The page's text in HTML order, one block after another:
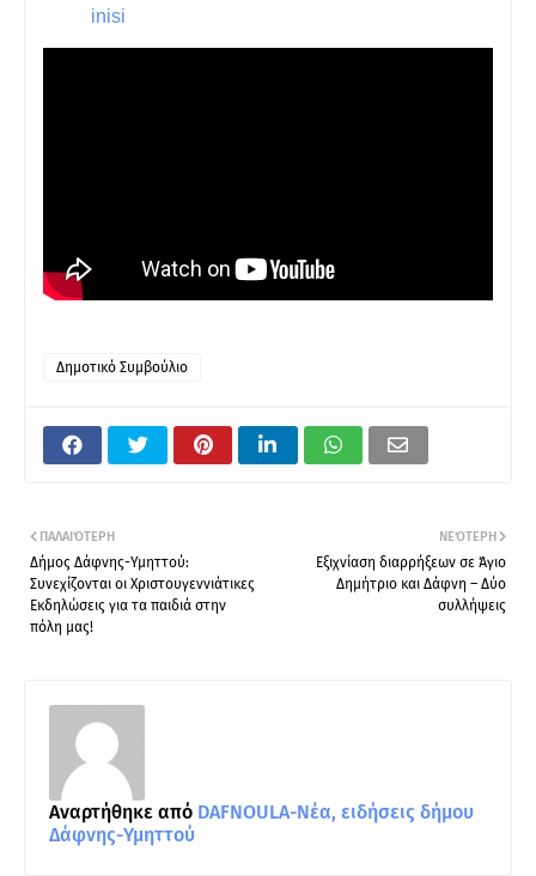
inisi
Δημοτικό Συμβούλιο
ΝΕΌΤΕΡΗ
Εξιχνίαση διαρρήξεων σε Άγιο
Δημήτριο και Δάφνη – Δύο
συλλήψεις
ΠΑΛΑΙΌΤΕΡΗ
Δήμος Δάφνης-Υμηττού:
Συνεχίζονται οι Χριστουγεννιάτικες
Εκδηλώσεις για τα παιδιά στην
πόλη μας!
Αναρτήθηκε από DAFNOULA-Νέα, ειδήσεις δήμου
Δάφνης-Υμηττού